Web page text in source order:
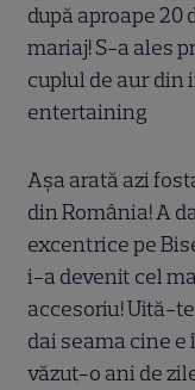
după aproape 20
mariaj! S-a ales
cuplul de aur din
entertaining
Așa arată azi
din România! A
excentrice pe
i-a devenit cel
accesoriu! Uită-
dai seama cine e
văzut-o ani de